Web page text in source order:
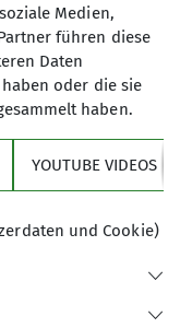
fünf Tagen
Wandern in
dem
Klettergarten
in alpinen
wobei es
gab.
über die
es für alle
Medien,
führen diese
Daten
oder die sie
haben.
YOUTUBE VIDEOS
und Cookie)